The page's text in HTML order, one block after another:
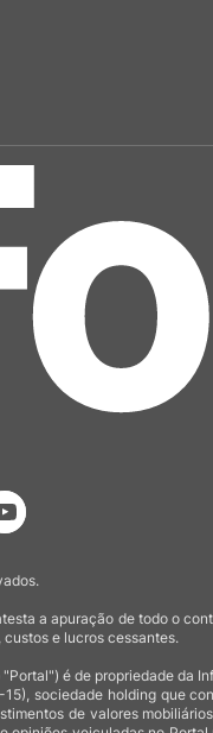
a apuração de todo o
e lucros cessantes.
é de propriedade
sociedade holding que
de valores